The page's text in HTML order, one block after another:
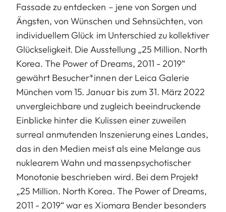
Fassade zu entdecken – jene von Sorgen und
Ängsten, von Wünschen und Sehnsüchten, von
individuellem Glück im Unterschied zu kollektiver
Glückseligkeit. Die Ausstellung „25 Million. North
Korea. The Power of Dreams, 2011 - 2019“
gewährt Besucher*innen der Leica Galerie
München vom 15. Januar bis zum 31. März 2022
unvergleichbare und zugleich beeindruckende
Einblicke hinter die Kulissen einer zuweilen
surreal anmutenden Inszenierung eines Landes,
das in den Medien meist als eine Melange aus
nuklearem Wahn und massenpsychotischer
Monotonie beschrieben wird. Bei dem Projekt
„25 Million. North Korea. The Power of Dreams,
2011 - 2019“ war es Xiomara Bender besonders